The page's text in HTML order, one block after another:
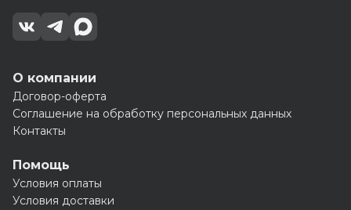
О компании
Договор-оферта
Соглашение на обработку персональных данных
Контакты
Помощь
Условия оплаты
Условия доставки